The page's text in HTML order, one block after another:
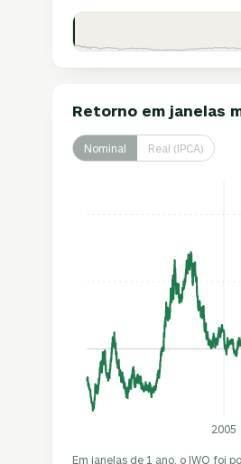
Retorno em janelas
Nominal Real (IPCA)
2005
Em janelas de 1 ano, o IWO foi